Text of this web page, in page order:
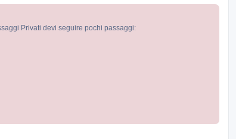
Privati devi seguire pochi passaggi: